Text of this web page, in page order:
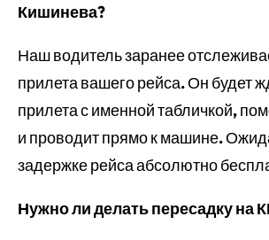
Кишинева?
Наш водитель заранее
прилета вашего рейса. Он будет
прилета с именной табличкой,
и проводит прямо к машине.
задержке рейса абсолютно
Нужно ли делать пересадку на